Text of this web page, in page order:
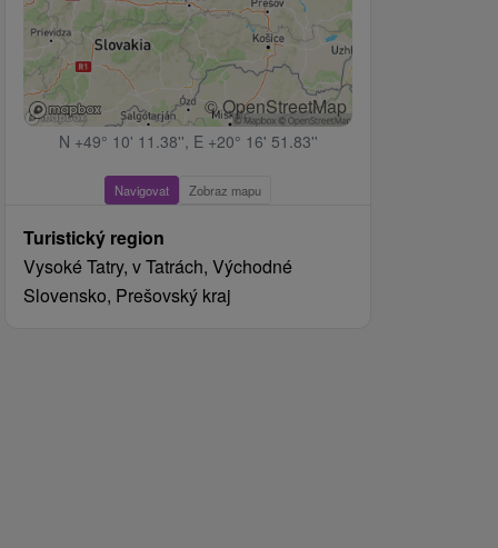
© OpenStreetMap
N +49° 10' 11.38'', E +20° 16' 51.83''
Navigovat Zobraz mapu
Turistický region
Vysoké Tatry, v Tatrách, Východné
Slovensko, Prešovský kraj